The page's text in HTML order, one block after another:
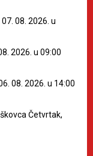
08. 2026. u
2026. u 09:00
08. 2026. u 14:00
Četvrtak,